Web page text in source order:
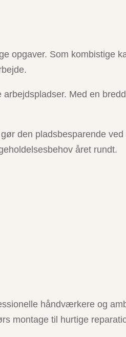
opgaver. Som kombistige
Med en
den pladsbesparende ved
året rundt.
håndværkere og
montage til hurtige